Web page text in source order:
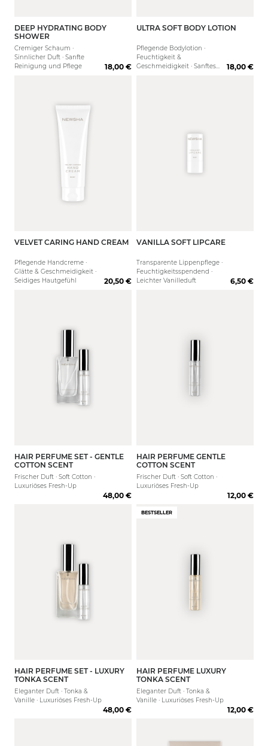
200 ml 500 ml
DEEP HYDRATING BODY
SHOWER
Cremiger Schaum ·
Sinnlicher Duft · Sanfte
Reinigung und Pflege
18,00 €
50 ml 200 ml
ULTRA SOFT BODY LOTION
Pflegende Bodylotion ·
Feuchtigkeit &
Geschmeidigkeit · Sanftes
18,00 €
125 ml
VELVET CARING HAND CREAM
Pflegende Handcreme ·
Glätte & Geschmeidigkeit ·
Seidiges Hautgefühl
20,50 €
VANILLA SOFT LIPCARE
Transparente Lippenpflege ·
Feuchtigkeitsspendend ·
Leichter Vanilleduft
6,50 €
HAIR PERFUME SET - GENTLE
COTTON SCENT
Frischer Duft · Soft Cotton ·
Luxuriöses Fresh-Up
48,00 €
HAIR PERFUME GENTLE
COTTON SCENT
Frischer Duft · Soft Cotton ·
Luxuriöses Fresh-Up
12,00 €
HAIR PERFUME SET - LUXURY
TONKA SCENT
Eleganter Duft · Tonka &
Vanille · Luxuriöses Fresh-Up
48,00 €
BESTSELLER
HAIR PERFUME LUXURY
TONKA SCENT
Eleganter Duft · Tonka &
Vanille · Luxuriöses Fresh-Up
12,00 €